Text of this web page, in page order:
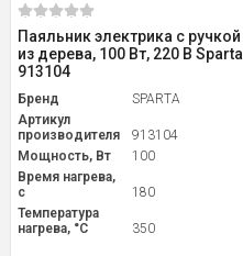
Паяльник электрика с ручкой
из дерева, 100 Вт, 220 В Sparta
913104
Бренд
SPARTA
Артикул
производителя
913104
Мощность, Вт
100
Время нагрева,
с
180
Температура
нагрева, °С
350